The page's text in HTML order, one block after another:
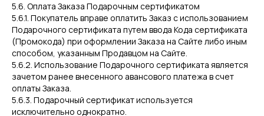
5.6. Оплата Заказа Подарочным сертификатом
5.6.1. Покупатель вправе оплатить Заказ с использованием
Подарочного сертификата путем ввода Кода сертификата
(Промокода) при оформлении Заказа на Сайте либо иным
способом, указанным Продавцом на Сайте.
5.6.2. Использование Подарочного сертификата является
зачетом ранее внесенного авансового платежа в счет
оплаты Заказа.
5.6.3. Подарочный сертификат используется
исключительно однократно.